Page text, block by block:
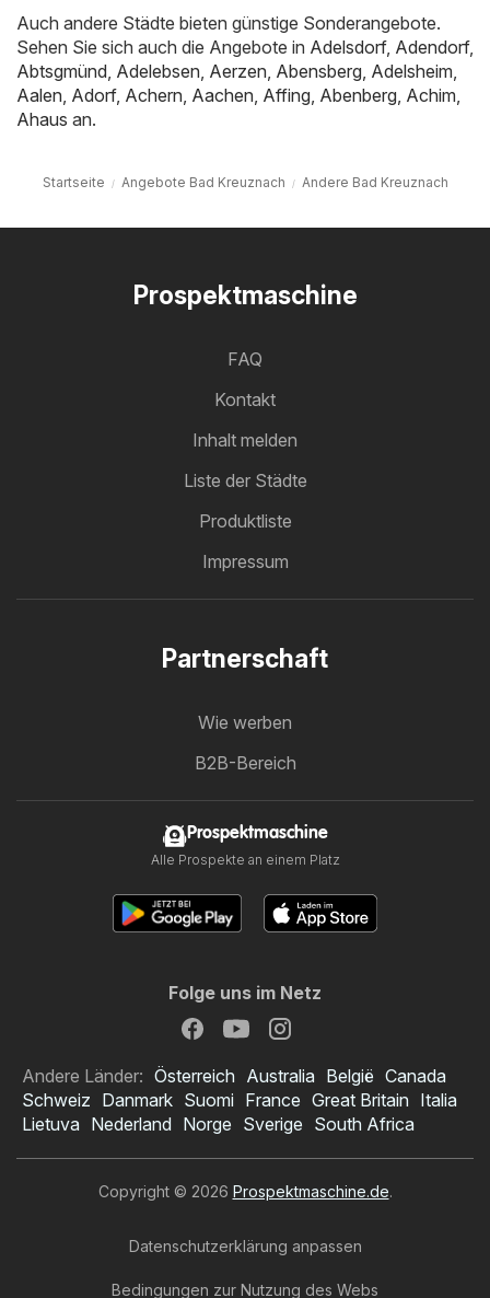
Auch andere Städte bieten günstige Sonderangebote.
Sehen Sie sich auch die Angebote in Adelsdorf, Adendorf,
Abtsgmünd Adelebsen Aerzen Abensberg Adelsheim
Aalen Adorf, Achern Aachen Affing Abenberg Achim
Ahaus an.
Startseite Angebote Bad Kreuznach Andere Bad Kreuznach
Prospektmaschine
FAQ
Kontakt
Inhalt melden
Liste der Städte
Produktliste
Impressum
Partnerschaft
Wie werben
B2B-Bereich
Prospektmaschine
Alle Prospekte an einem Platz
Folge uns im Netz
Andere Länder: Österreich Australia België Canada
Schweiz Danmark Suomi France Great Britain Italia
Lietuva Nederland Norge Sverige South Africa
Copyright © 2026 Prospektmaschine.de.
Datenschutzerklärung anpassen
Bedingungen zur Nutzung des Webs